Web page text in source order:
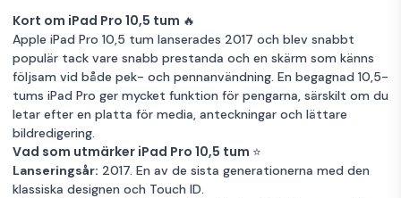
Mycket bra skick Silver 64GB Lagring
Garanti 12 mån
iPad Pro (2017)
10.5" 256 GB 4G
rymdgrå
Mycket bra skick Grå 256GB Lagring
Kort om iPad Pro 10,5 tum 🔥
Apple iPad Pro 10,5 tum lanserades 2017 och blev snabbt
populär tack vare snabb prestanda och en skärm som känns
följsam vid både pek- och pennanvändning. En begagnad 10,5-
tums iPad Pro ger mycket funktion för pengarna, särskilt om du
letar efter en platta för media, anteckningar och lättare
bildredigering.
Vad som utmärker iPad Pro 10,5 tum ⭐
Lanseringsår: 2017. En av de sista generationerna med den
klassiska designen och Touch ID.